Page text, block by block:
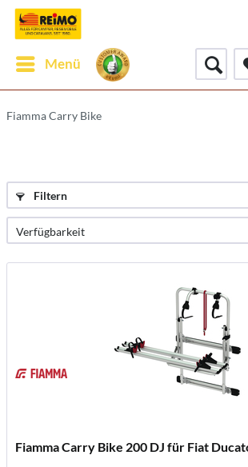
Menü
Fiamma Carry Bike
Filtern
Fiamma Carry Bike 200 DJ für Fiat